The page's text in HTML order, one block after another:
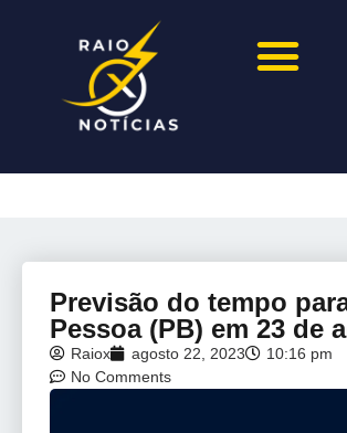
Previsão do tempo
Pessoa (PB) em 23 de
Raiox agosto 22, 2023
10:16 pm
No Comments